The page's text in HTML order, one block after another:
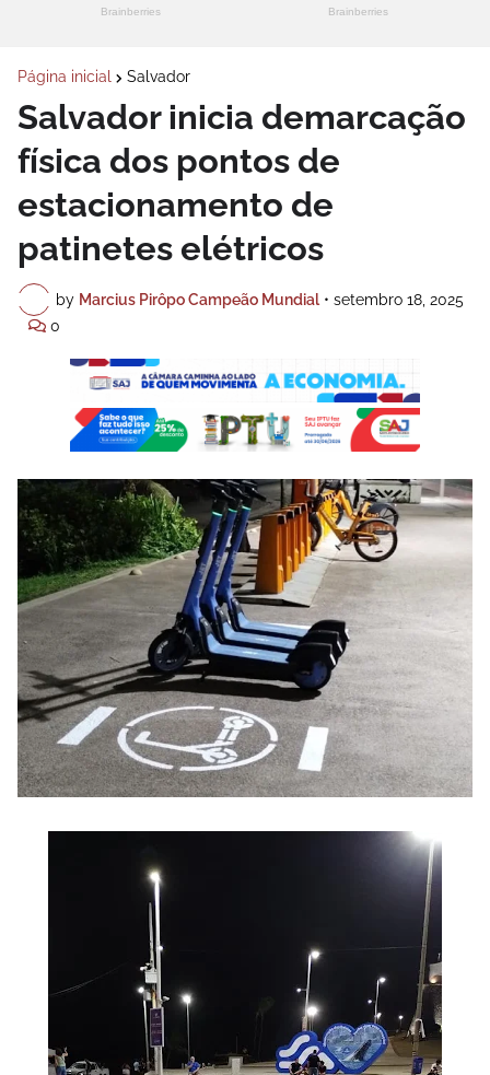
Página inicial Salvador
Salvador inicia demarcação
física dos pontos de
estacionamento de
patinetes elétricos
by Marcius Pirôpo Campeão Mundial • setembro 18, 2025
0